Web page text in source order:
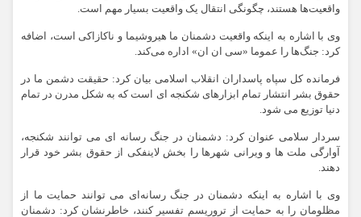
واقعیت‌ها هستند، چگونگی انتقال یک واقعیت بسیار مهم است.
وی با اشاره به اینکه واقعیت دشمنان ما هیروشیما و ناکازاکی است، اضافه
کرد: جنگ‌ها را عموما «سی ان ان» اداره می‌کند.
فرمانده کل سپاه پاسداران انقلاب اسلامی بیان کرد: حقیقت دشمن ما در
حقوق بشر انتشار تمام ابزارهای شکنجه ای است که به شکل مدرن در تمام
دنیا توزیع می شود.
سردار سلامی عنوان کرد: دشمنان در جنگ رسانه ای می توانند شکنجه،
آوارگی ملت ها و ویرانی شهرها را بخش لاینفکی از حقوق بشر خود قرار
دهند.
وی با اشاره به اینکه دشمنان در جنگ رسانه‌ای می توانند حمایت ما از
مظلومان را به حمایت از تروریسم تفسیر کنند، خاطرنشان کرد: دشمنان